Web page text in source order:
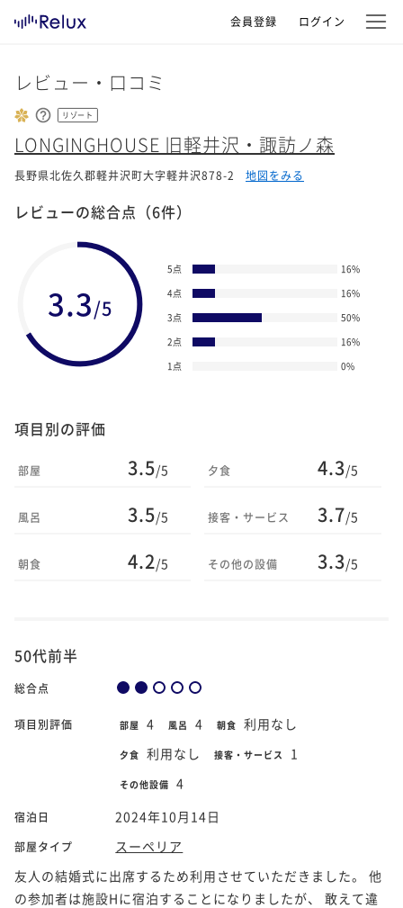
会員登録 ログイン
レビュー・口コミ
リゾート
LONGINGHOUSE 旧軽井沢・諏訪ノ森
長野県北佐久郡軽井沢町大字軽井沢878-2 地図をみる
レビューの総合点 （6件）
3.3/5
5点 16%
4点
16%
3点
50%
2点
16%
1点
0%
項目別の評価
部屋 3.5/5
風呂 3.5/5
朝食 4.2/5
夕食 4.3/5
接客・サービス 3.7/5
その他の設備 3.3/5
50代前半
総合点
項目別評価 部屋 4 風呂 4 朝食 利用なし
夕食 利用なし 接客・サービス 1
その他設備 4
宿泊日 2024年10月14日
部屋タイプ
スーペリア
友人の結婚式に出席するため利用させていただきました。 他
の参加者は施設Hに宿泊することになりましたが、 敢えて違